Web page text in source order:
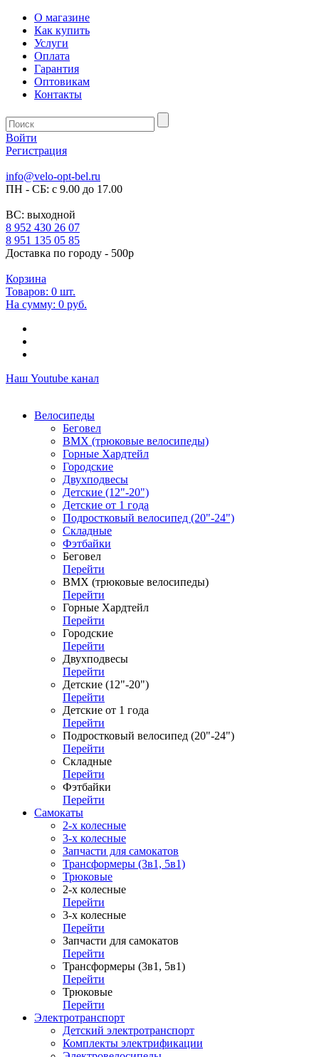
О магазине
Как купить
Услуги
Оплата
Гарантия
Оптовикам
Контакты
Войти
Регистрация
info@velo-opt-bel.ru
ПН - СБ: с 9.00 до 17.00
ВС: выходной
8 952 430 26 07
8 951 135 05 85
Доставка по городу - 500р
Корзина
Товаров: 0 шт.
На сумму: 0 руб.
Наш Youtube канал
Велосипеды
Беговел
ВМХ (трюковые велосипеды)
Горные Хардтейл
Городские
Двухподвесы
Детские (12"-20")
Детские от 1 года
Подростковый велосипед (20"-24")
Складные
Фэтбайки
Беговел
Перейти
ВМХ (трюковые велосипеды)
Перейти
Горные Хардтейл
Перейти
Городские
Перейти
Двухподвесы
Перейти
Детские (12"-20")
Перейти
Детские от 1 года
Перейти
Подростковый велосипед (20"-24")
Перейти
Складные
Перейти
Фэтбайки
Перейти
Самокаты
2-х колесные
3-х колесные
Запчасти для самокатов
Трансформеры (3в1, 5в1)
Трюковые
2-х колесные
Перейти
3-х колесные
Перейти
Запчасти для самокатов
Перейти
Трансформеры (3в1, 5в1)
Перейти
Трюковые
Перейти
Электротранспорт
Детский электротранспорт
Комплекты электрификации